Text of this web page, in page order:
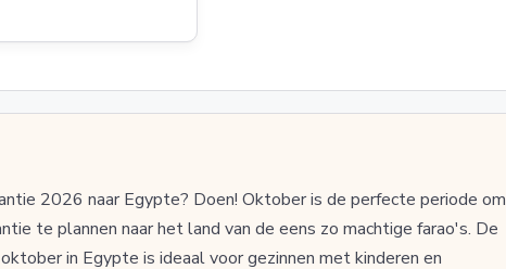
2026 naar Egypte? Doen! Oktober is de perfecte periode om
te plannen naar het land van de eens zo machtige farao's. De
in Egypte is ideaal voor gezinnen met kinderen en